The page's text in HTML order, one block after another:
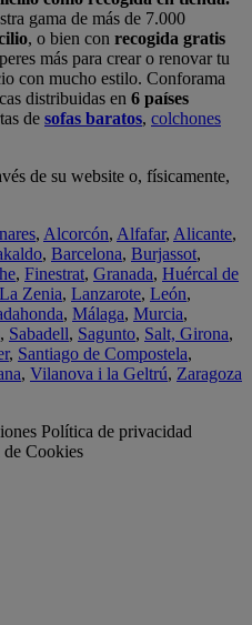
gama de más de 7.000
, o bien con recogida gratis
más para crear o renovar tu
con mucho estilo. Conforama
distribuidas en 6 países
de sofas baratos, colchones
de su website o, físicamente,
, Alcorcón, Alfafar, Alicante,
, Barcelona, Burjassot,
, Finestrat, Granada, Huércal de
La Zenia, Lanzarote, León,
, Málaga, Murcia,
, Sabadell, Sagunto, Salt, Girona,
, Santiago de Compostela,
, Vilanova i la Geltrú, Zaragoza
Política de privacidad
Cookies